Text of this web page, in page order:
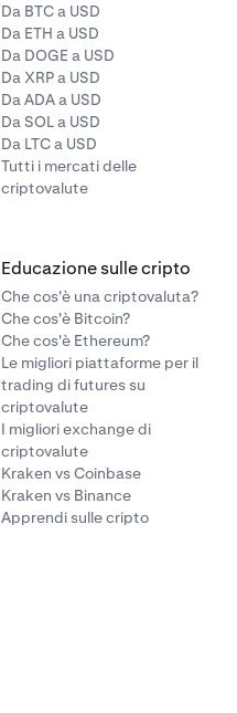
Da BTC a USD
Da ETH a USD
Da DOGE a USD
Da XRP a USD
Da ADA a USD
Da SOL a USD
Da LTC a USD
Tutti i mercati delle
criptovalute
Educazione sulle cripto
Che cos'è una criptovaluta?
Che cos'è Bitcoin?
Che cos'è Ethereum?
Le migliori piattaforme per il
trading di futures su
criptovalute
I migliori exchange di
criptovalute
Kraken vs Coinbase
Kraken vs Binance
Apprendi sulle cripto